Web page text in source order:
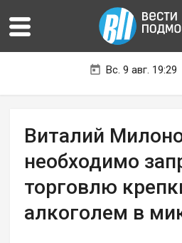
Вс. 9 авг. 19:29
Виталий
необходимо
торговлю
алкоголем в